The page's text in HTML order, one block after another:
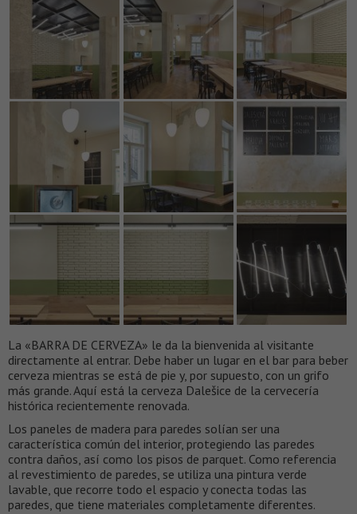
La «BARRA DE CERVEZA» le da la bienvenida al visitante
directamente al entrar. Debe haber un lugar en el bar para beber
cerveza mientras se está de pie y, por supuesto, con un grifo
más grande. Aquí está la cerveza Dalešice de la cervecería
histórica recientemente renovada.
Los paneles de madera para paredes solían ser una
característica común del interior, protegiendo las paredes
contra daños, así como los pisos de parquet. Como referencia
al revestimiento de paredes, se utiliza una pintura verde
lavable, que recorre todo el espacio y conecta todas las
paredes, que tiene materiales completamente diferentes.